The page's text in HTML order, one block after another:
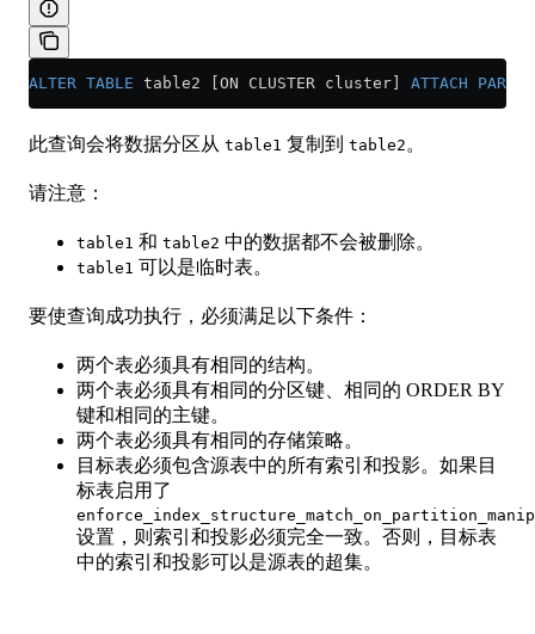
ALTER TABLE table2 [ON CLUSTER cluster] ATTACH
此查询会将数据分区从 table1 复制到 table2 。
请注意：
table1 和 table2 中的数据都不会被删除。
table1 可以是临时表。
要使查询成功执行，必须满足以下条件：
两个表必须具有相同的结构。
两个表必须具有相同的分区键、相同的 ORDER BY
键和相同的主键。
两个表必须具有相同的存储策略。
目标表必须包含源表中的所有索引和投影。如果目
标表启用了
设置，则索引和投影必须完全一致。否则，目标表
中的索引和投影可以是源表的超集。